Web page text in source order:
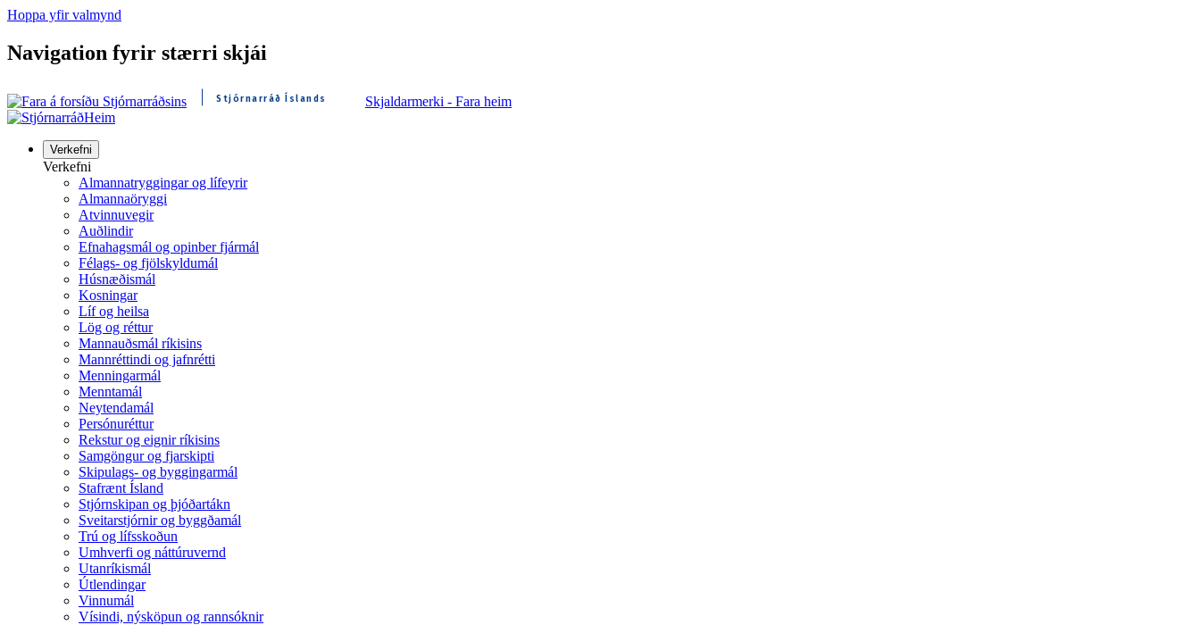
Hoppa yfir valmynd
Navigation fyrir stærri skjái
Stjórnarráð Íslands
Skjaldarmerki - Fara heim
Heim
Verkefni
Verkefni
Almannatryggingar og lífeyrir
Almannaöryggi
Atvinnuvegir
Auðlindir
Efnahagsmál og opinber fjármál
Félags- og fjölskyldumál
Húsnæðismál
Kosningar
Líf og heilsa
Lög og réttur
Mannauðsmál ríkisins
Mannréttindi og jafnrétti
Menningarmál
Menntamál
Neytendamál
Persónuréttur
Rekstur og eignir ríkisins
Samgöngur og fjarskipti
Skipulags- og byggingarmál
Stafrænt Ísland
Stjórnskipan og þjóðartákn
Sveitarstjórnir og byggðamál
Trú og lífsskoðun
Umhverfi og náttúruvernd
Utanríkismál
Útlendingar
Vinnumál
Vísindi, nýsköpun og rannsóknir